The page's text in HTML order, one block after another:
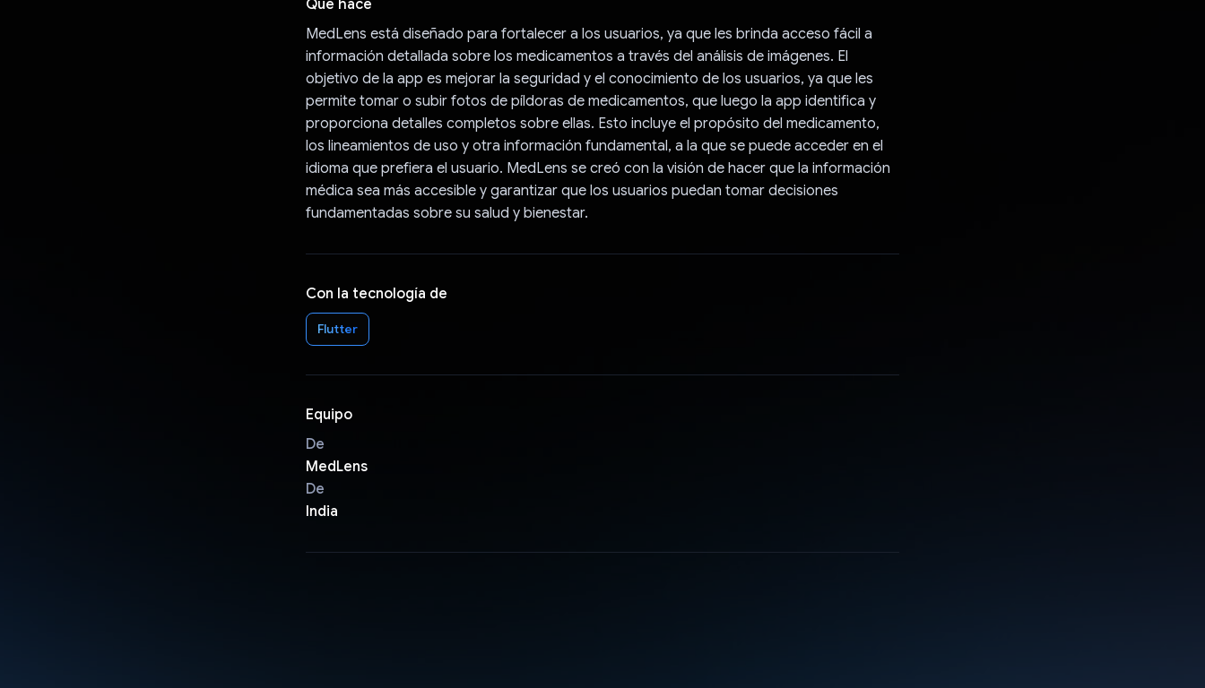
Qué hace
MedLens está diseñado para fortalecer a los usuarios, ya que les brinda acceso fácil a
información detallada sobre los medicamentos a través del análisis de imágenes. El
objetivo de la app es mejorar la seguridad y el conocimiento de los usuarios, ya que les
permite tomar o subir fotos de píldoras de medicamentos, que luego la app identifica y
proporciona detalles completos sobre ellas. Esto incluye el propósito del medicamento,
los lineamientos de uso y otra información fundamental, a la que se puede acceder en el
idioma que prefiera el usuario. MedLens se creó con la visión de hacer que la información
médica sea más accesible y garantizar que los usuarios puedan tomar decisiones
fundamentadas sobre su salud y bienestar.
Con la tecnología de
Flutter
Equipo
De
MedLens
De
India